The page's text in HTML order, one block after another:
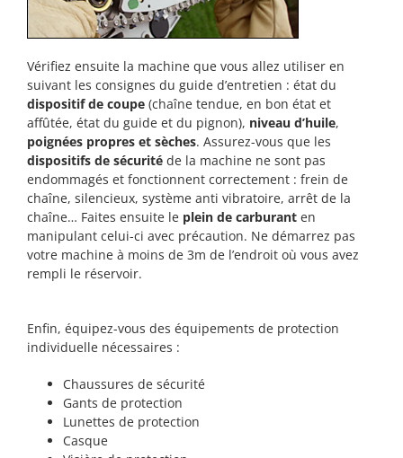
Vérifiez ensuite la machine que vous allez utiliser en
suivant les consignes du guide d’entretien : état du
dispositif de coupe (chaîne tendue, en bon état et
affûtée, état du guide et du pignon), niveau d’huile,
poignées propres et sèches. Assurez-vous que les
dispositifs de sécurité de la machine ne sont pas
endommagés et fonctionnent correctement : frein de
chaîne, silencieux, système anti vibratoire, arrêt de la
chaîne… Faites ensuite le plein de carburant en
manipulant celui-ci avec précaution. Ne démarrez pas
votre machine à moins de 3m de l’endroit où vous avez
rempli le réservoir.
Enfin, équipez-vous des équipements de protection
individuelle nécessaires :
Chaussures de sécurité
Gants de protection
Lunettes de protection
Casque